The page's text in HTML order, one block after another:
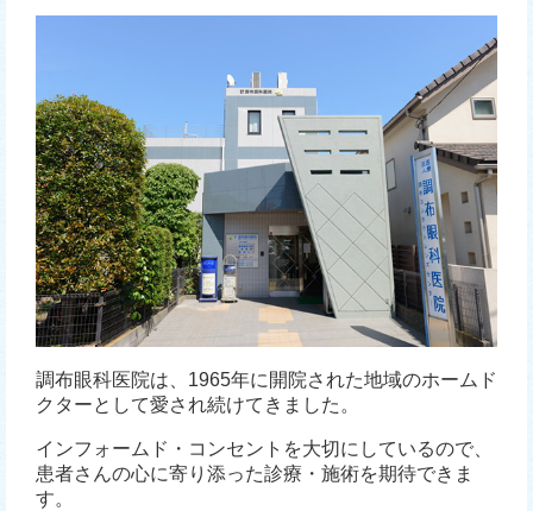
調布眼科医院は、1965年に開院された地域のホームド
クターとして愛され続けてきました。
インフォームド・コンセントを大切にしているので、
患者さんの心に寄り添った診療・施術を期待できま
す。